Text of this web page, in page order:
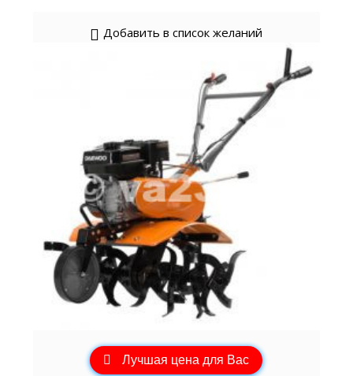
Добавить в список желаний
Лучшая цена для Вас